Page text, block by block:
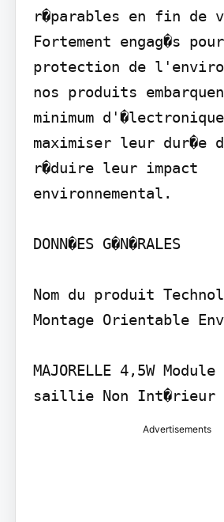
r�parables en fin de
Fortement engag�s
protection de
nos produits
minimum
maximiser leur dur�e
r�duire leur impact
environnemental.
DONN�ES G�N�RALES
Nom du produit
Montage Orientable
MAJORELLE 4,5W
saillie Non Int�rieur
Advertisements